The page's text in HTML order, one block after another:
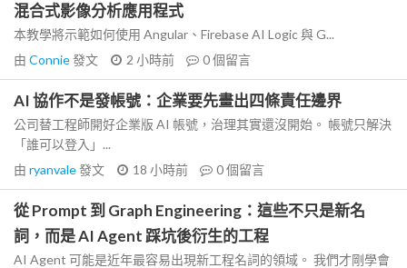
混合式影像分析應用程式
本教學將示範如何使用 Angular、Firebase AI Logic 與 G...
由 Connie發文 2 小時前 0個留言
AI 協作不是發帳號：企業要先畫出四條責任邊界
公司替工程師開好企業版 AI 帳號，治理其實還沒開始。 帳號只解決
「誰可以登入」...
由 ryanvale發文 18 小時前 0個留言
從 Prompt 到 Graph Engineering：這些不只是新名
詞，而是 AI Agent 踩坑後衍生的工程
AI Agent 可能是近年最容易出現新工程名詞的領域。 我們才剛學會